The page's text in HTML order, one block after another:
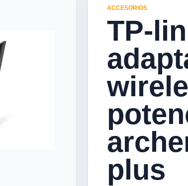
ACCESORIOS
TP-
plus